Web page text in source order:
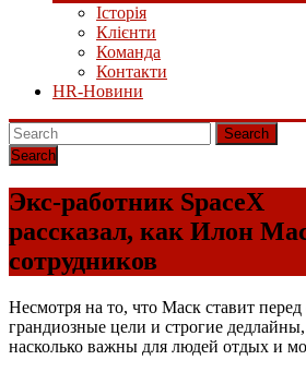
Історія
Клієнти
Команда
Контакти
HR-Новини
Search
Экс-работник SpaceX
рассказал, как Илон
сотрудников
Несмотря на то, что Маск ставит
грандиозные цели и строгие
насколько важны для людей отдых и